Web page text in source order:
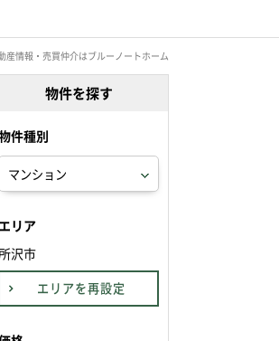
産情報・売買仲介はブルーノートホーム
物件を探す
件種別
エリア
所沢市
エリアを再設定